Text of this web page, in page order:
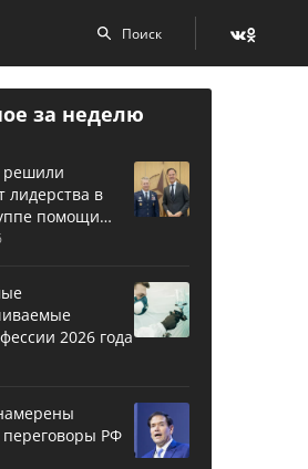
за неделю
лидерства в
помощи
2026 года
переговоры РФ